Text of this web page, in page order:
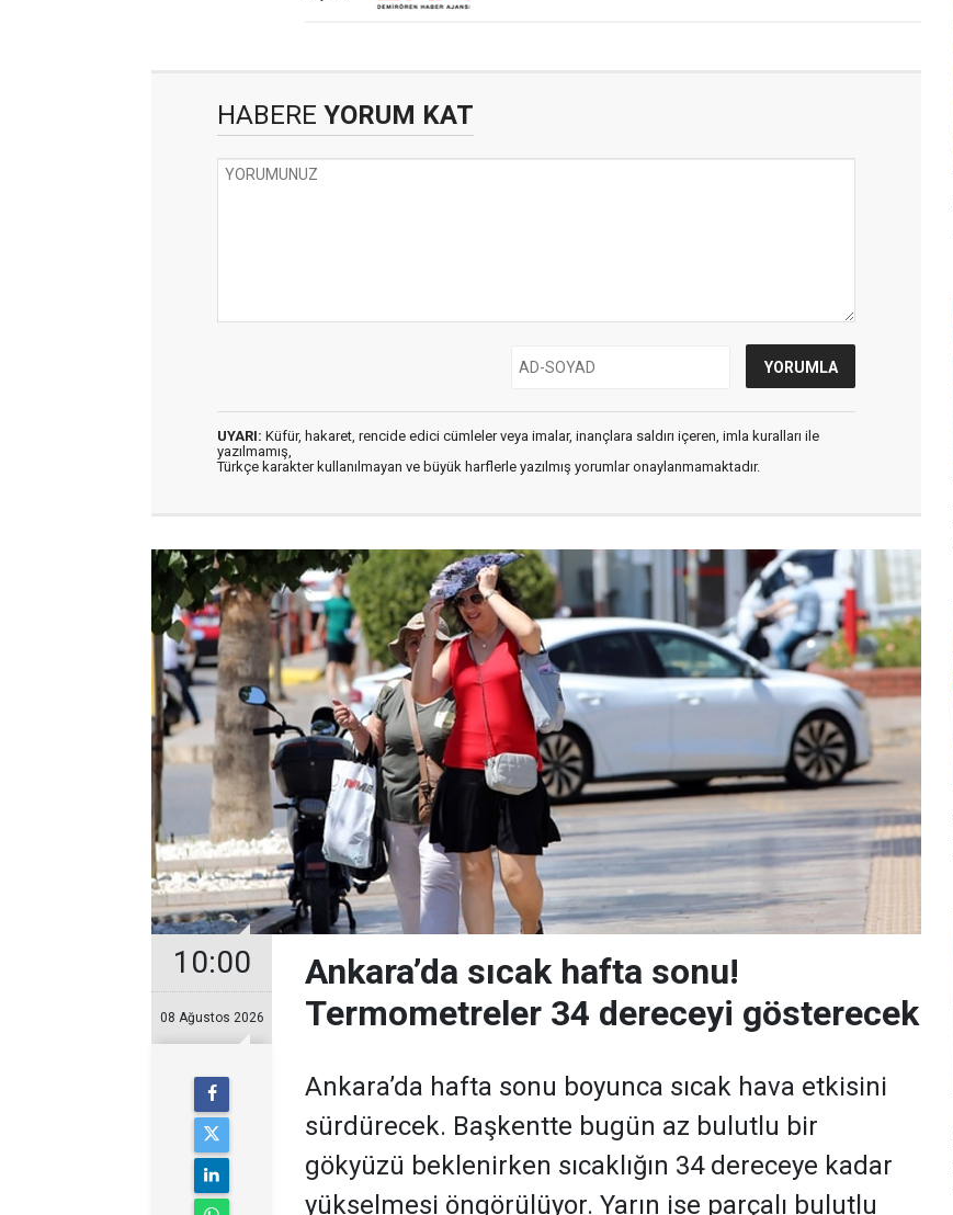
HABERE YORUM KAT
UYARI: Küfür, hakaret, rencide edici cümleler veya imalar, inançlara saldırı içeren, imla kuralları ile
yazılmamış,
Türkçe karakter kullanılmayan ve büyük harflerle yazılmış yorumlar onaylanmamaktadır.
10:00
08 Ağustos 2026
Ankara’da sıcak hafta sonu!
Termometreler 34 dereceyi gösterecek
Ankara’da hafta sonu boyunca sıcak hava etkisini
sürdürecek. Başkentte bugün az bulutlu bir
gökyüzü beklenirken sıcaklığın 34 dereceye kadar
yükselmesi öngörülüyor. Yarın ise parçalı bulutlu